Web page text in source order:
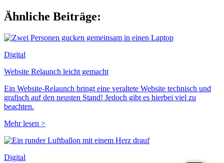
Ähnliche Beiträge:
Digital
Website Relaunch leicht gemacht
Ein Website-Relaunch bringt eine veraltete Website technisch und
grafisch auf den neusten Stand! Jedoch gibt es hierbei viel zu
beachten.
Mehr lesen >
Digital